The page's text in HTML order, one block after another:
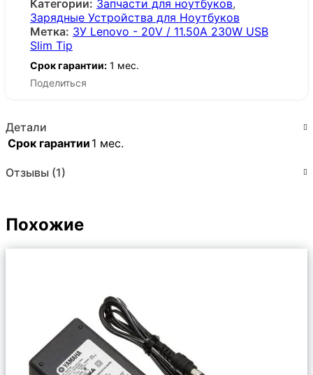
Категории: Запчасти для ноутбуков,
Зарядные Устройства для Ноутбуков
Метка: ЗУ Lenovo - 20V / 11.50A 230W USB
Slim Tip
Срок гарантии: 1 мес.
Поделиться
Детали
Срок гарантии 1 мес.
Отзывы (1)
Похожие